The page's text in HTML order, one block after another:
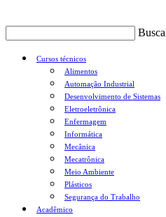
Cursos técnicos
Alimentos
Automação Industrial
Desenvolvimento de Sistemas
Eletroeletrônica
Enfermagem
Informática
Mecânica
Mecatrônica
Meio Ambiente
Plásticos
Segurança do Trabalho
Acadêmico